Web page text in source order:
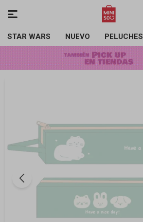
STAR WARS NUEVO PELUCHES
